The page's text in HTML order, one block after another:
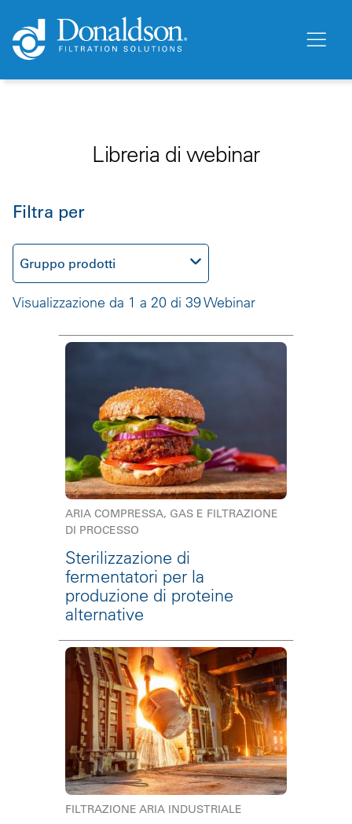
Libreria di webinar
Filtra per
Gruppo prodotti
Visualizzazione da 1 a 20 di 39 Webinar
ARIA COMPRESSA, GAS E FILTRAZIONE
DI PROCESSO
Sterilizzazione di
fermentatori per la
produzione di proteine
alternative
FILTRAZIONE ARIA INDUSTRIALE